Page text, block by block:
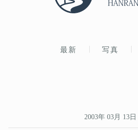
最新 写真
2003年 03月 13日